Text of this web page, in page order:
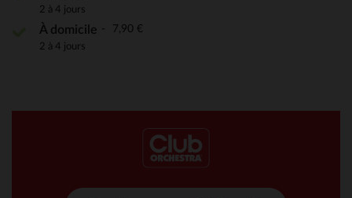
2 à 4 jours
À domicile 7,90 €
2 à 4 jours